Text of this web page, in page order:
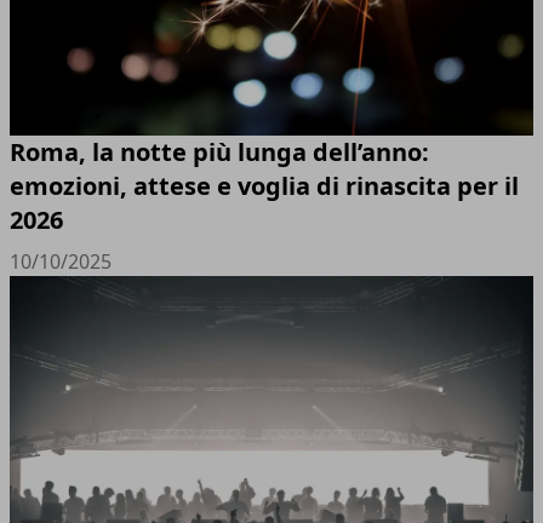
Roma, la notte più lunga dell’anno:
emozioni, attese e voglia di rinascita per il
2026
10/10/2025